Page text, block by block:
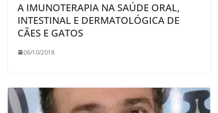
A IMUNOTERAPIA NA SAÚDE ORAL,
INTESTINAL E DERMATOLÓGICA DE
CÃES E GATOS
06/10/2018